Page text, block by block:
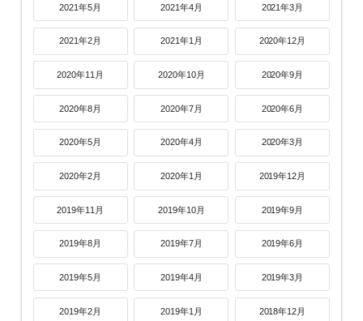
2021年5月 2021年4月 2021年3月
2021年2月 2021年1月 2020年12月
2020年11月 2020年10月 2020年9月
2020年8月 2020年7月 2020年6月
2020年5月 2020年4月 2020年3月
2020年2月 2020年1月 2019年12月
2019年11月 2019年10月 2019年9月
2019年8月 2019年7月 2019年6月
2019年5月 2019年4月 2019年3月
2019年2月 2019年1月 2018年12月